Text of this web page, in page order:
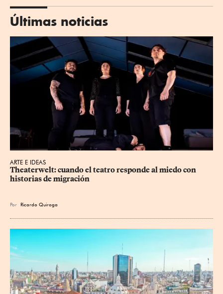
Últimas noticias
ARTE E IDEAS
Theaterwelt: cuando el teatro responde al miedo con
historias de migración
Por Ricardo Quiroga